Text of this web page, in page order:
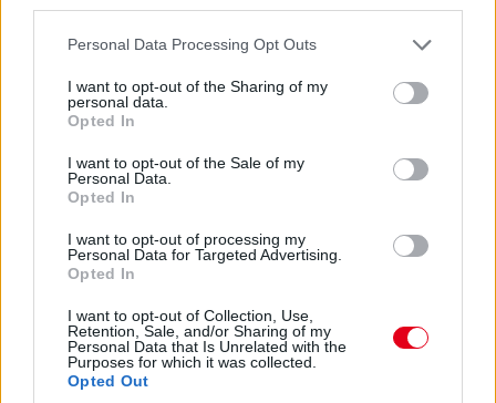
Please note that this website/app uses one or more Google
not limited to your visit or usage behaviour. You may click to
grant or deny consent to Google and its third-party tags to
use your data for below specified purposes in below Google
consent section.
Personal Data Processing Opt Outs
I want to opt-out of the Sharing of my
personal data.
Opted In
I want to opt-out of the Sale of my
Personal Data.
Opted In
I want to opt-out of processing my
Personal Data for Targeted Advertising.
Opted In
I want to opt-out of Collection, Use,
Retention, Sale, and/or Sharing of my
Personal Data that Is Unrelated with the
Purposes for which it was collected.
Opted Out
Red Bull, algoritmus, ájulás: a nap hírei egy